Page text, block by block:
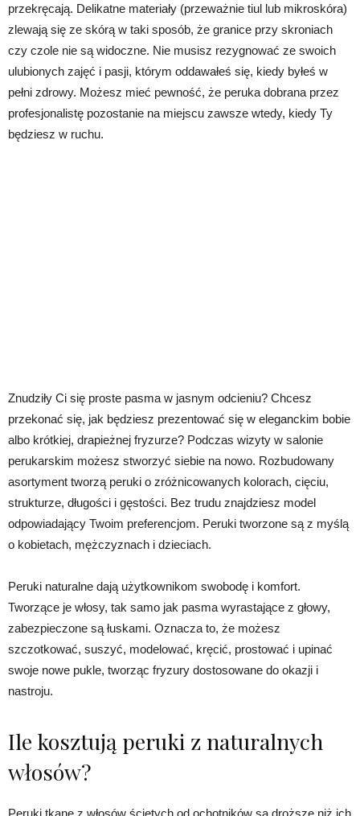
przekręcają. Delikatne materiały (przeważnie tiul lub mikroskóra)
zlewają się ze skórą w taki sposób, że granice przy skroniach
czy czole nie są widoczne. Nie musisz rezygnować ze swoich
ulubionych zajęć i pasji, którym oddawałeś się, kiedy byłeś w
pełni zdrowy. Możesz mieć pewność, że peruka dobrana przez
profesjonalistę pozostanie na miejscu zawsze wtedy, kiedy Ty
będziesz w ruchu.
Znudziły Ci się proste pasma w jasnym odcieniu? Chcesz
przekonać się, jak będziesz prezentować się w eleganckim bobie
albo krótkiej, drapieżnej fryzurze? Podczas wizyty w salonie
perukarskim możesz stworzyć siebie na nowo. Rozbudowany
asortyment tworzą peruki o zróżnicowanych kolorach, cięciu,
strukturze, długości i gęstości. Bez trudu znajdziesz model
odpowiadający Twoim preferencjom. Peruki tworzone są z myślą
o kobietach, mężczyznach i dzieciach.
Peruki naturalne dają użytkownikom swobodę i komfort.
Tworzące je włosy, tak samo jak pasma wyrastające z głowy,
zabezpieczone są łuskami. Oznacza to, że możesz
szczotkować, suszyć, modelować, kręcić, prostować i upinać
swoje nowe pukle, tworząc fryzury dostosowane do okazji i
nastroju.
Ile kosztują peruki z naturalnych
włosów?
Peruki tkane z włosów ściętych od ochotników są droższe niż ich